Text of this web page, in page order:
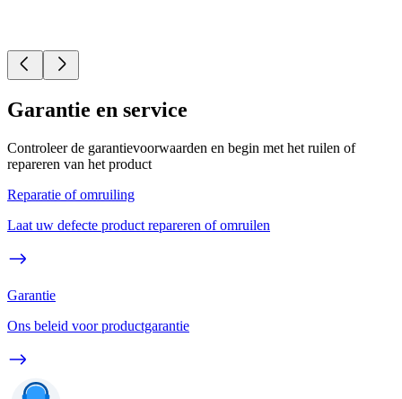
Garantie en service
Controleer de garantievoorwaarden en begin met het ruilen of
repareren van het product
Reparatie of omruiling
Laat uw defecte product repareren of omruilen
Garantie
Ons beleid voor productgarantie